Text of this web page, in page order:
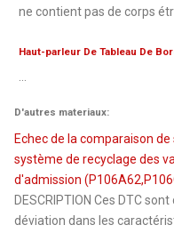
ne contient pas de corps
Haut-parleur De Tableau De
D'autres materiaux:
Echec de la comparaison
système de recyclage des
d'admission
DESCRIPTION Ces DTC
déviation dans les